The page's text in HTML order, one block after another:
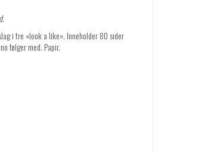
i tre «look a like». Inneholder 80 sider
følger med. Papir.